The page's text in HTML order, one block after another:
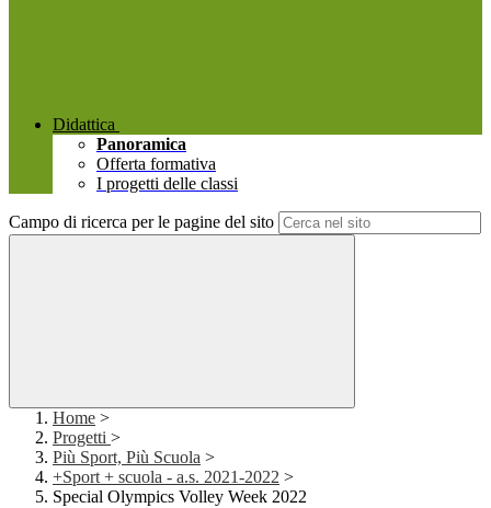
Didattica
Panoramica
Offerta formativa
I progetti delle classi
Campo di ricerca per le pagine del sito
Home >
Progetti >
Più Sport, Più Scuola >
+Sport + scuola - a.s. 2021-2022 >
Special Olympics Volley Week 2022